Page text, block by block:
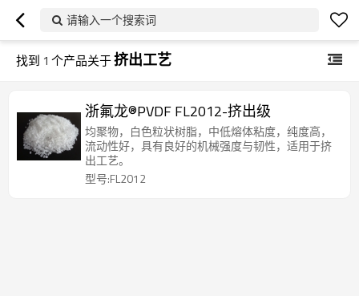
请输入一个搜索词
找到 1 个产品关于挤出工艺
浙氟龙®PVDF FL2012-挤出级
均聚物，白色粒状树脂，中低熔体粘度，纯度高，
流动性好，具有良好的机械强度与韧性，适用于挤
出工艺。
型号:FL2012